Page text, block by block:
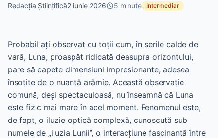
Redacția Științifică2 iunie 2026 5 minute Intermediar
Probabil ați observat cu toții cum, în serile calde de
vară, Luna, proaspăt ridicată deasupra orizontului,
pare să capete dimensiuni impresionante, adesea
însoțite de o nuanță arămie. Această observație
comună, deși spectaculoasă, nu înseamnă că Luna
este fizic mai mare în acel moment. Fenomenul este,
de fapt, o iluzie optică complexă, cunoscută sub
numele de „iluzia Lunii”, o interacțiune fascinantă între